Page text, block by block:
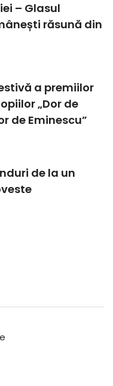
– Glasul
răsună din
a premiilor
„Dor de
de Eminescu”
de la un